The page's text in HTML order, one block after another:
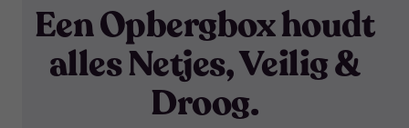
Een Opbergbox houdt
alles Netjes, Veilig &
Droog.